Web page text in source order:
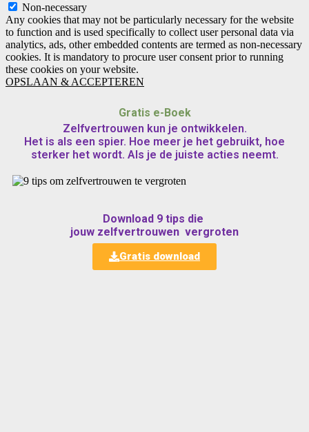
Non-necessary
Any cookies that may not be particularly necessary for the website
to function and is used specifically to collect user personal data via
analytics, ads, other embedded contents are termed as non-necessary
cookies. It is mandatory to procure user consent prior to running
these cookies on your website.
OPSLAAN & ACCEPTEREN
Gratis e-Boek
Zelfvertrouwen kun je ontwikkelen.
Het is als een spier. Hoe meer je het gebruikt, hoe
sterker het wordt. Als je de juiste acties neemt.
Download 9 tips die
jouw zelfvertrouwen vergroten
Gratis download